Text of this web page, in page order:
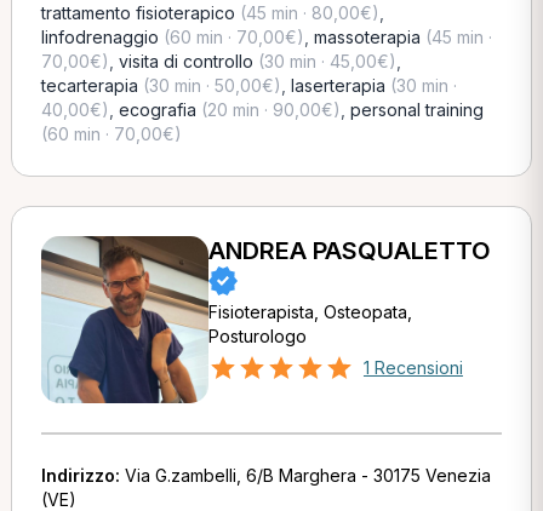
trattamento fisioterapico (45 min · 80,00€)
linfodrenaggio (60 min · 70,00€) massoterapia (45 min ·
70,00€) visita di controllo (30 min · 45,00€)
tecarterapia (30 min · 50,00€) laserterapia (30 min ·
40,00€) ecografia (20 min · 90,00€) personal training
(60 min · 70,00€)
ANDREA PASQUALETTO
Fisioterapista, Osteopata,
Posturologo
1 Recensioni
Indirizzo: Via G.zambelli, 6/B Marghera - 30175 Venezia
(VE)